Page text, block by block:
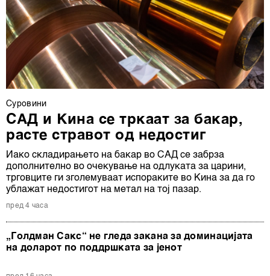
Суровини
САД и Кина се тркаат за бакар,
расте стравот од недостиг
Иако складирањето на бакар во САД се забрза
дополнително во очекување на одлуката за царини,
трговците ги зголемуваат испораките во Кина за да го
ублажат недостигот на метал на тој пазар.
пред 4 часа
„Голдман Сакс“ не гледа закана за доминацијата
на доларот по поддршката за јенот